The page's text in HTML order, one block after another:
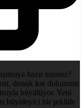
hazır mısınız?
donuk kar dokusunu
büyülüyor. Yeni
büyüleyici bir şekilde